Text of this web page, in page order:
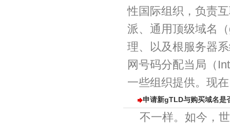
性国际组织，负责
派、通用顶级域名
理、以及根服务器
网号码分配当局（
一些组织提供。现
申请新gTLD与购买域名是
不一样。如今，